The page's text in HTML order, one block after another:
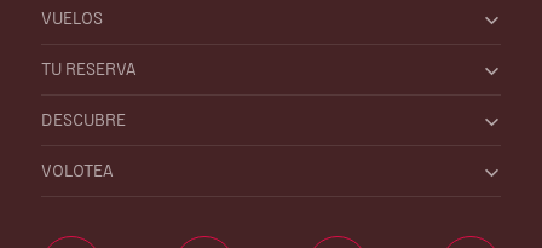
VUELOS
TU RESERVA
DESCUBRE
VOLOTEA